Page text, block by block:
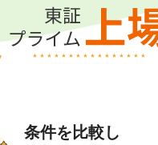
条件を比較し